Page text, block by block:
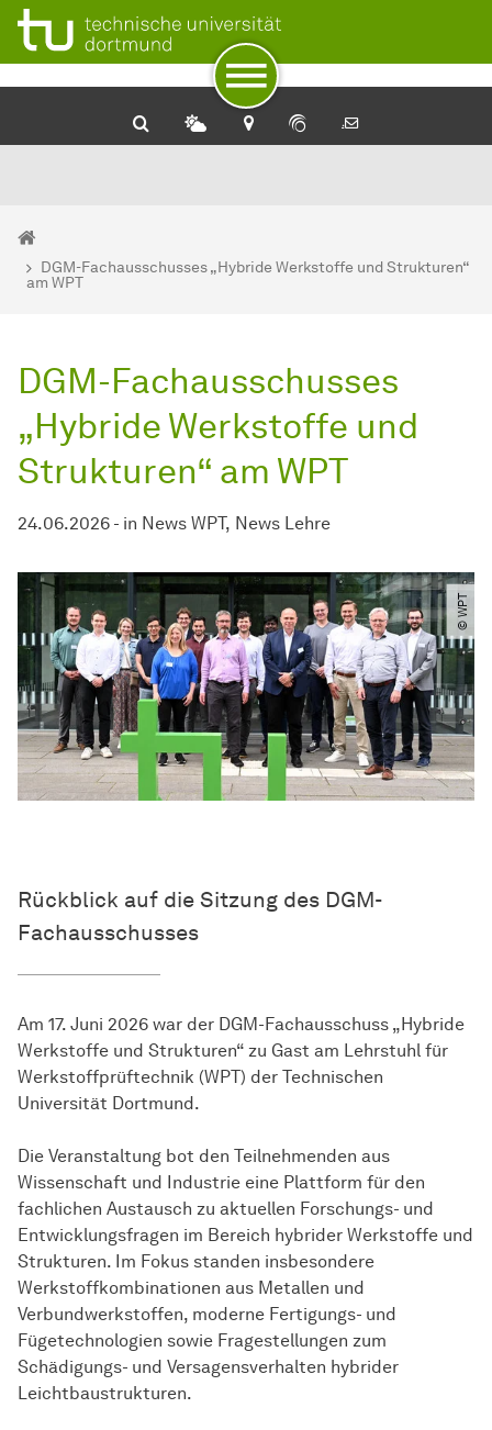
Zum Navigationspfad
Zur Navigation
Zum Schnellzugriff
Zum Fuß der Seite mit weiteren Services
Zum Inhalt
Zur Startseite
Sie sind hier:
Startseite
DGM-Fachausschusses „Hybride Werkstoffe und Strukturen“
am WPT
DGM-Fachausschusses
„Hybride Werkstoffe und
Strukturen“ am WPT
24.06.2026 - in News WPT News Lehre
© WPT
Rückblick auf die Sitzung des DGM-
Fachausschusses
Am 17. Juni 2026 war der DGM-Fachausschuss „Hybride
Werkstoffe und Strukturen“ zu Gast am Lehrstuhl für
Werkstoffprüftechnik (WPT) der Technischen
Universität Dortmund.
Die Veranstaltung bot den Teilnehmenden aus
Wissenschaft und Industrie eine Plattform für den
fachlichen Austausch zu aktuellen Forschungs- und
Entwicklungsfragen im Bereich hybrider Werkstoffe und
Strukturen. Im Fokus standen insbesondere
Werkstoffkombinationen aus Metallen und
Verbundwerkstoffen, moderne Fertigungs- und
Fügetechnologien sowie Fragestellungen zum
Schädigungs- und Versagensverhalten hybrider
Leichtbaustrukturen.